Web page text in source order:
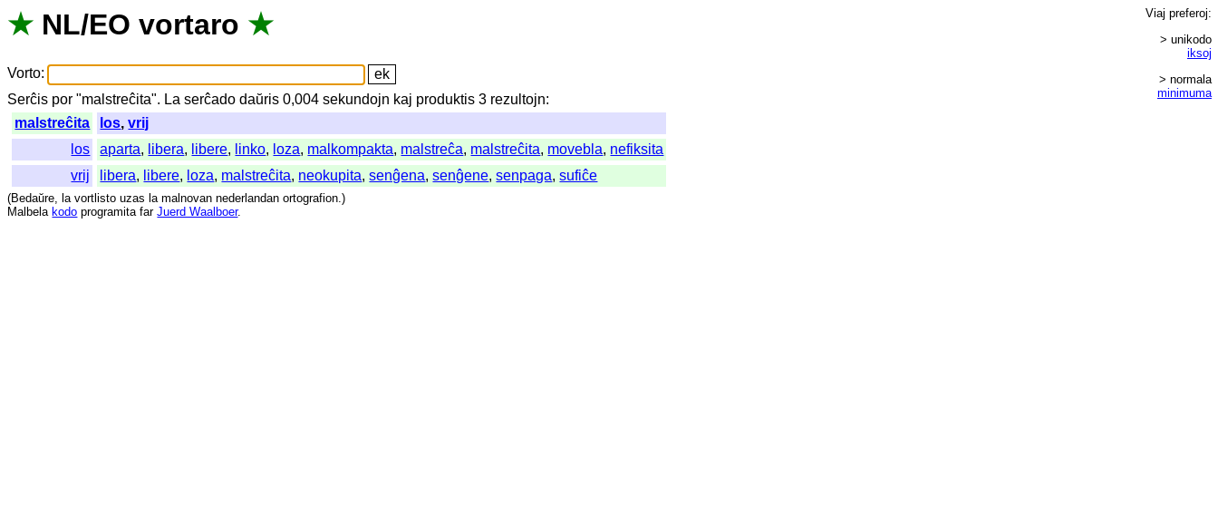
★ NL/EO vortaro ★
Vorto:
Serĉis por "malstreĉita". La serĉado daŭris 0,004sekundojn kaj produktis 3 rezultojn:
malstreĉita
los,vrij
los
aparta, libera, libere, linko, loza, malkompakta, malstreĉa, malstreĉita, movebla, nefiksita
vrij
libera, libere, loza, malstreĉita, neokupita,senĝena,senĝene,senpaga,sufiĉe
Viaj preferoj:
> unikodo
iksoj
> normala
minimuma
(Bedaŭre, la vortlisto uzas la malnovan nederlandan ortografion.)
Malbela kodo programita far Juerd Waalboer.